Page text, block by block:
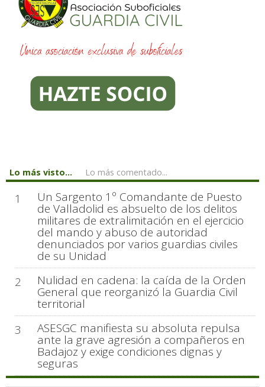
Lo más visto... Lo más comentado...
1 Un Sargento 1º Comandante de Puesto
de Valladolid es absuelto de los delitos
militares de extralimitación en el ejercicio
del mando y abuso de autoridad
denunciados por varios guardias civiles
de su Unidad
2
Nulidad en cadena: la caída de la Orden
General que reorganizó la Guardia Civil
territorial
3
ASESGC manifiesta su absoluta repulsa
ante la grave agresión a compañeros en
Badajoz y exige condiciones dignas y
seguras